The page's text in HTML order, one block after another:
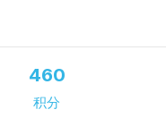
460
积分